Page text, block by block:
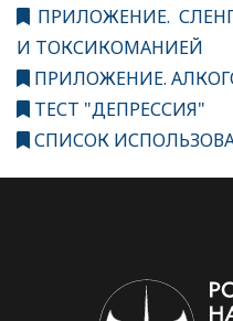
ПРИЛОЖЕНИЕ.
И ТОКСИКОМАНИЕЙ
ПРИЛОЖЕНИЕ.
ТЕСТ "ДЕПРЕССИЯ"
СПИСОК